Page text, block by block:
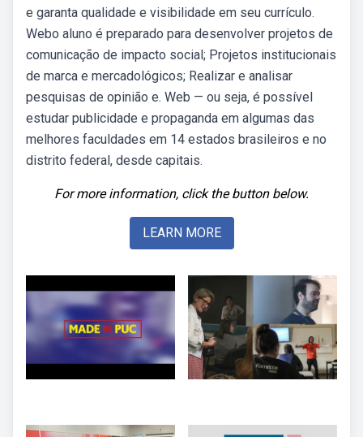
e garanta qualidade e visibilidade em seu currículo.
Webo aluno é preparado para desenvolver projetos de
comunicação de impacto social; Projetos institucionais
de marca e mercadológicos; Realizar e analisar
pesquisas de opinião e. Web — ou seja, é possível
estudar publicidade e propaganda em algumas das
melhores faculdades em 14 estados brasileiros e no
distrito federal, desde capitais.
For more information, click the button below.
LEARN MORE